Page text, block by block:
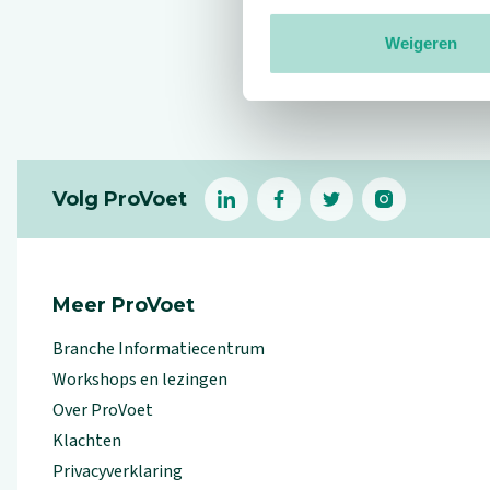
Weigeren
Reviews
Volg ProVoet
linkedin (Let op uitgaande link)
facebook(Let op uitgaande
twitter(Let op
instagram
Meer ProVoet
Branche Informatiecentrum
Workshops en lezingen
Over ProVoet
Klachten
Privacyverklaring